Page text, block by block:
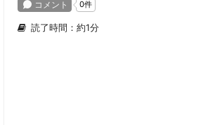
読了時間：約1分